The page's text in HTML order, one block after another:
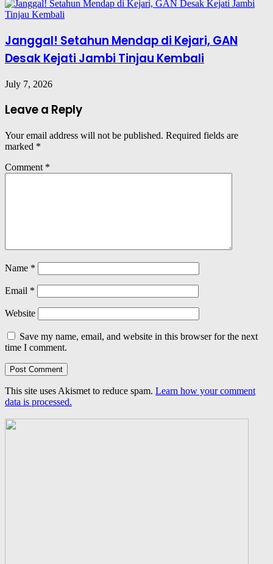
Janggal! Setahun Mendap di Kejari, GAN
Desak Kejati Jambi Tinjau Kembali
July 7, 2026
Leave a Reply
Your email address will not be published. Required fields are
marked *
Comment *
Name *
Email *
Website
Save my name, email, and website in this browser for the next
time I comment.
This site uses Akismet to reduce spam. Learn how your comment
data is processed.